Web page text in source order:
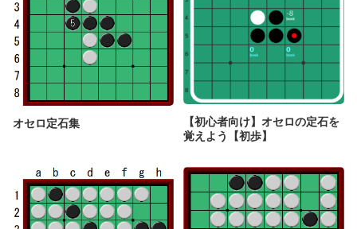
オセロ定石集
【初心者向け】オセロの定石を
覚えよう【初歩】